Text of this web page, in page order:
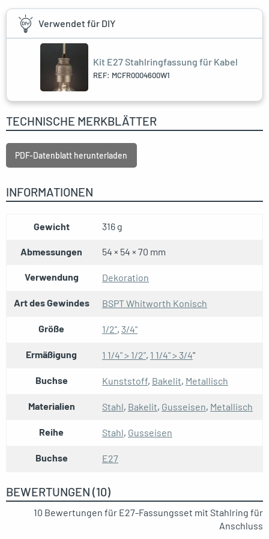
Verwendet für DIY
Kit E27 Stahlringfassung für Kabel
REF: MCFR0004600W1
TECHNISCHE MERKBLÄTTER
PDF-Datenblatt herunterladen
INFORMATIONEN
Gewicht 316 g
Abmessungen 54 × 54 × 70 mm
Verwendung Dekoration
Art des Gewindes BSPT Whitworth Konisch
Größe 1/2", 3/4"
Ermäßigung 1 1/4" > 1/2", 1 1/4" > 3/4"
Buchse Kunststoff, Bakelit, Metallisch
Materialien Stahl, Bakelit, Gusseisen, Metallisch
Reihe Stahl, Gusseisen
Buchse E27
BEWERTUNGEN (10)
10 Bewertungen für E27-Fassungsset mit Stahlring für
Anschluss